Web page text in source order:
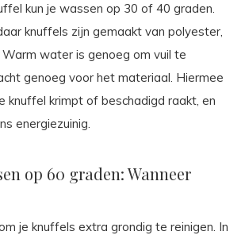
kun je wassen op 30 of 40 graden.
knuffels zijn gemaakt van polyester,
water is genoeg om vuil te
genoeg voor het materiaal. Hiermee
knuffel krimpt of beschadigd raakt, en
energiezuinig.
op 60 graden: Wanneer
je knuffels extra grondig te reinigen. In